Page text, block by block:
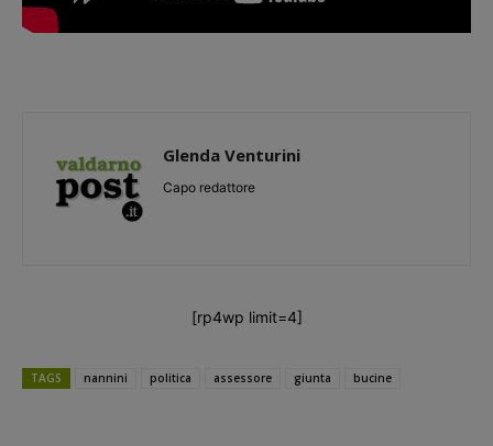
Glenda Venturini
Capo redattore
[rp4wp limit=4]
TAGS nannini politica assessore giunta bucine